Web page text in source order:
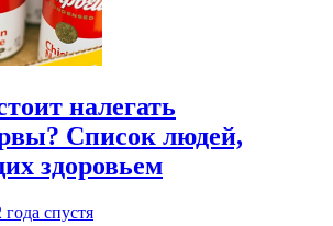
налегать
Список людей,
здоровьем
года спустя